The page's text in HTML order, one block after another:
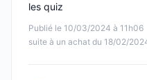
Publié le 10/03/2024 à 11h06
suite à un achat du 18/02/
les quiz